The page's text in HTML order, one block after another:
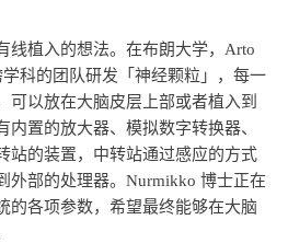
线植入的想法。在布朗大学，Arto
科的团队研发「神经颗粒」，每一
可以放在大脑皮层上部或者植入到
内置的放大器、模拟数字转换器、
站的装置，中转站通过感应的方式
外部的处理器。Nurmikko 博士正在
的各项参数，希望最终能够在大脑